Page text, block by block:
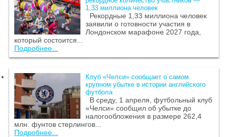
1,33 миллиона человек
Рекордные 1,33 миллиона человек
заявили о готовности участия в
Лондонском марафоне 2027 года,
который состоится...
Подробнее...
Клуб «Челси» сообщает о самом
крупном убытке в истории английского
футбола
В среду, 1 апреля, футбольный клуб
«Челси» сообщил об убытке до
налогообложения в размере 262,4
млн. фунтов стерлингов...
Подробнее...